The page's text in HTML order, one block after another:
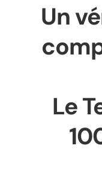
Un
Le